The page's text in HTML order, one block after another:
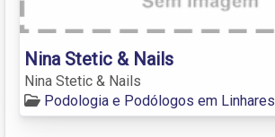
Nina Stetic & Nails
Nina Stetic & Nails
Podologia e Podólogos em Linhares